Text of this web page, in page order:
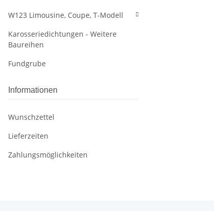
W123 Limousine, Coupe, T-Modell
Karosseriedichtungen - Weitere
Baureihen
Fundgrube
Informationen
Wunschzettel
Lieferzeiten
Zahlungsmöglichkeiten